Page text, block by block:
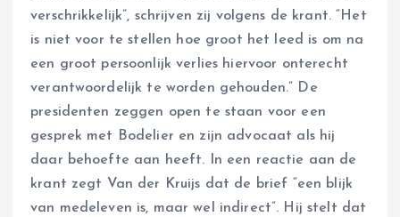
verschrikkelijk”, schrijven zij volgens de krant. “Het
is niet voor te stellen hoe groot het leed is om na
een groot persoonlijk verlies hiervoor onterecht
verantwoordelijk te worden gehouden.” De
presidenten zeggen open te staan voor een
gesprek met Bodelier en zijn advocaat als hij
daar behoefte aan heeft. In een reactie aan de
krant zegt Van der Kruijs dat de brief “een blijk
van medeleven is, maar wel indirect”. Hij stelt dat